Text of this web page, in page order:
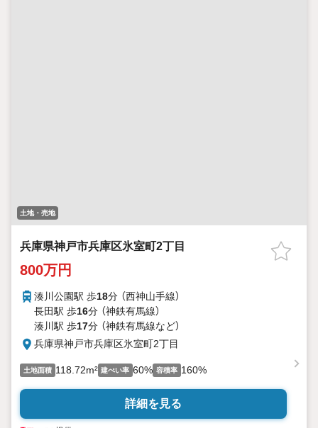
土地・売地
兵庫県神戸市兵庫区氷室町2丁目
800万円
湊川公園駅 歩18分 （西神山手線）
長田駅 歩16分 （神鉄有馬線）
湊川駅 歩17分 （神鉄有馬線など）
兵庫県神戸市兵庫区氷室町2丁目
土地面積 118.72m² 建ぺい率 60% 容積率 160%
詳細を見る